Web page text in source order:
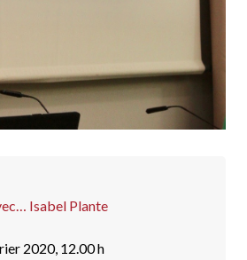
Isabel Plante
2020, 12.00 h